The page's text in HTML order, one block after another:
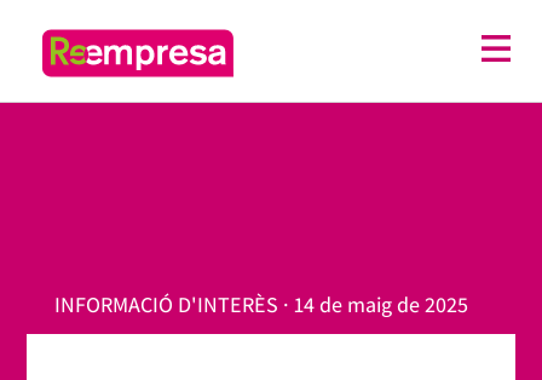
INFORMACIÓ D'INTERÈS · 14 de maig de 2025